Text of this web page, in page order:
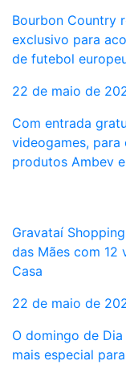
Bourbon Country
exclusivo para
de futebol
22 de maio de
Com entrada
videogames,
produtos Ambev
Gravataí
das Mães com 12
Casa
22 de maio de
O domingo de
mais especial